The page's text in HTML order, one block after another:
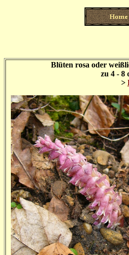
Blüten rosa oder
zu 4 - 8
>